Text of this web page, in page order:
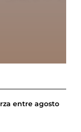
entre agosto